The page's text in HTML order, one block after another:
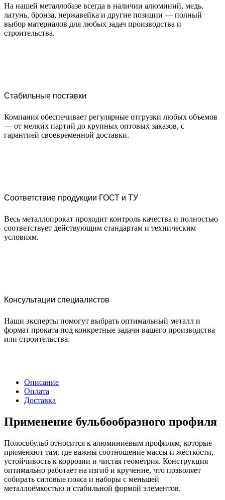
На нашей металлобазе всегда в наличии алюминий, медь,
латунь, бронза, нержавейка и другие позиции — полный
выбор материалов для любых задач производства и
строительства.
Стабильные поставки
Компания обеспечивает регулярные отгрузки любых объемов
— от мелких партий до крупных оптовых заказов, с
гарантией своевременной доставки.
Соответствие продукции ГОСТ и ТУ
Весь металлопрокат проходит контроль качества и полностью
соответствует действующим стандартам и техническим
условиям.
Консультации специалистов
Наши эксперты помогут выбрать оптимальный металл и
формат проката под конкретные задачи вашего производства
или строительства.
Описание
Оплата
Доставка
Применение бульбообразного профиля
Полособульб относится к алюминиевым профилям, которые
применяют там, где важны соотношение массы и жёсткости,
устойчивость к коррозии и чистая геометрия. Конструкция
оптимально работает на изгиб и кручение, что позволяет
собирать силовые пояса и наборы с меньшей
металлоёмкостью и стабильной формой элементов.